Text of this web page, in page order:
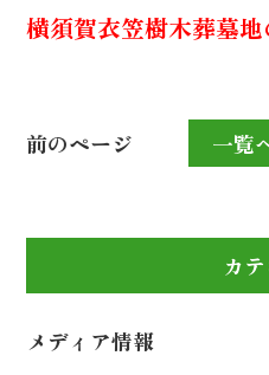
横須賀衣笠樹木葬墓
前のページ 一覧
カ
メディア情報